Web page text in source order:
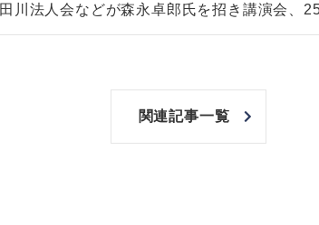
田川法人会などが森永卓郎氏を招き講演会、
関連記事一覧